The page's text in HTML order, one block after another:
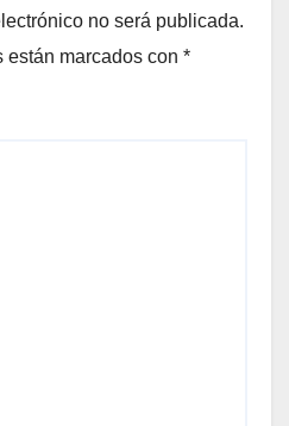
no será publicada.
están marcados con *